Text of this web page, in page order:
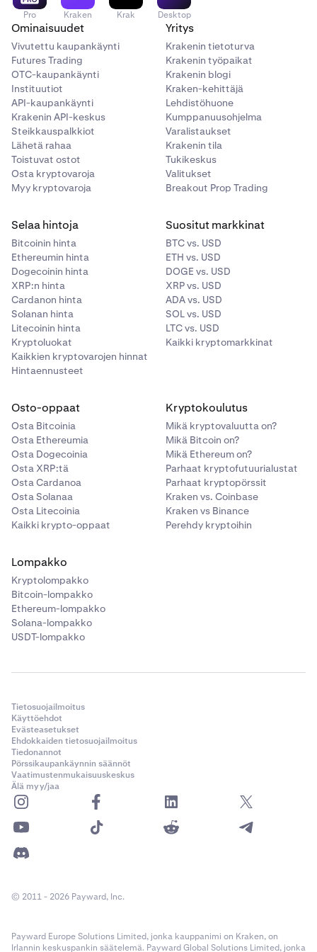
Pro Kraken Krak Desktop
Ominaisuudet
Vivutettu kaupankäynti
Futures Trading
OTC-kaupankäynti
Instituutiot
API-kaupankäynti
Krakenin API-keskus
Steikkauspalkkiot
Lähetä rahaa
Toistuvat ostot
Osta kryptovaroja
Myy kryptovaroja
Yritys
Krakenin tietoturva
Krakenin työpaikat
Krakenin blogi
Kraken-kehittäjä
Lehdistöhuone
Kumppanuusohjelma
Varalistaukset
Krakenin tila
Tukikeskus
Valitukset
Breakout Prop Trading
Selaa hintoja
Bitcoinin hinta
Ethereumin hinta
Dogecoinin hinta
XRP:n hinta
Cardanon hinta
Solanan hinta
Litecoinin hinta
Kryptoluokat
Kaikkien kryptovarojen hinnat
Hintaennusteet
Suositut markkinat
BTC vs. USD
ETH vs. USD
DOGE vs. USD
XRP vs. USD
ADA vs. USD
SOL vs. USD
LTC vs. USD
Kaikki kryptomarkkinat
Osto-oppaat
Osta Bitcoinia
Osta Ethereumia
Osta Dogecoinia
Osta XRP:tä
Osta Cardanoa
Osta Solanaa
Osta Litecoinia
Kaikki krypto-oppaat
Kryptokoulutus
Mikä kryptovaluutta on?
Mikä Bitcoin on?
Mikä Ethereum on?
Parhaat kryptofutuurialustat
Parhaat kryptopörssit
Kraken vs. Coinbase
Kraken vs Binance
Perehdy kryptoihin
Lompakko
Kryptolompakko
Bitcoin-lompakko
Ethereum-lompakko
Solana-lompakko
USDT-lompakko
Tietosuojailmoitus
Käyttöehdot
Evästeasetukset
Ehdokkaiden tietosuojailmoitus
Tiedonannot
Pörssikaupankäynnin säännöt
Vaatimustenmukaisuuskeskus
Älä myy/jaa
© 2011 - 2026 Payward, Inc.
Payward Europe Solutions Limited, jonka kauppanimi on Kraken, on
Irlannin keskuspankin säätelemä. Payward Global Solutions Limited, jonka